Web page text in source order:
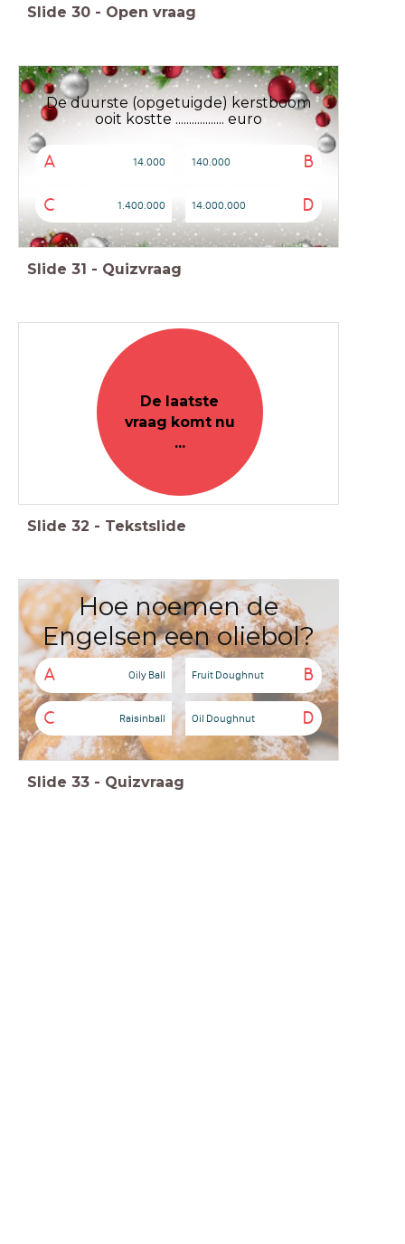
Slide 30 - Open vraag
De duurste (opgetuigde) kerstboom
ooit kostte .................. euro
A 14.000 B
140.000
C 1.400.000 D
14.000.000
Slide 31 - Quizvraag
De laatste
vraag komt nu
...
Slide 32 - Tekstslide
Hoe noemen de
Engelsen een oliebol?
A Oily Ball B
Fruit Doughnut
C Raisinball D
Oil Doughnut
Slide 33 - Quizvraag